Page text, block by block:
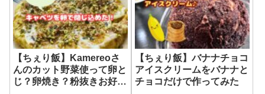
【ちぇり飯】Kamereoさ
んのカット野菜使って卵と
じ？卵焼き？粉抜きお好み
【ちぇり飯】バナナチョコ
アイスクリームをバナナと
チョコだけで作ってみた